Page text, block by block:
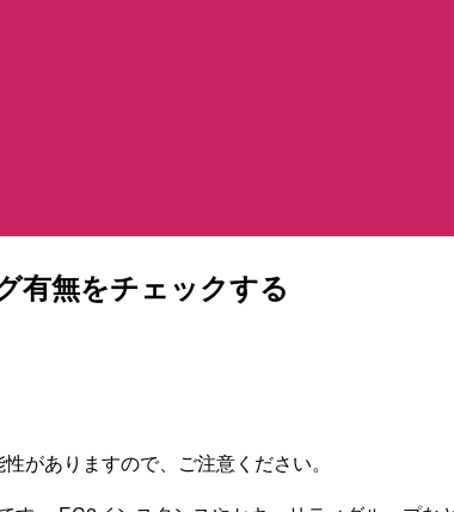
有無をチェックする
がありますので、ご注意ください。